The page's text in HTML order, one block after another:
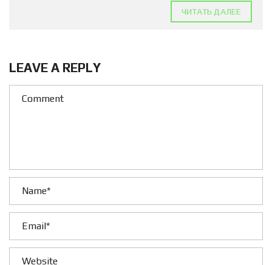
ЧИТАТЬ ДАЛЕЕ
LEAVE A REPLY